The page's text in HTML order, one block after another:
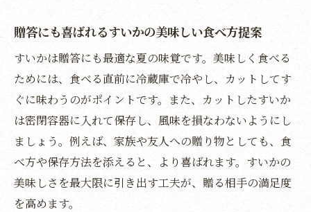
贈る相手が喜ぶすいかの保存・活用法
レビューで話題のすいか食べ比べポイント
レビューで注目のすいかの味わい比較法
食感や甘さの違いを楽しむ食べ比べポイン
ト
人気の八色スイカと他品種の特徴を解説
実際の口コミから学ぶ上手なすいか選び方
すいか食べ比べ時の保存方法と工夫提案
贈答にも喜ばれるすいかの美味しい食べ方提案
すいかは贈答にも最適な夏の味覚です。美味しく食べる
ためには、食べる直前に冷蔵庫で冷やし、カットしてす
ぐに味わうのがポイントです。また、カットしたすいか
は密閉容器に入れて保存し、風味を損なわないようにし
ましょう。例えば、家族や友人への贈り物としても、食
べ方や保存方法を添えると、より喜ばれます。すいかの
美味しさを最大限に引き出す工夫が、贈る相手の満足度
を高めます。